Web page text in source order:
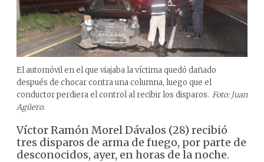
El automóvil en el que viajaba la víctima quedó dañado
después de chocar contra una columna, luego que el
conductor perdiera el control al recibir los disparos. Foto: Juan
Agüero.
Víctor Ramón Morel Dávalos (28) recibió
tres disparos de arma de fuego, por parte de
desconocidos, ayer, en horas de la noche.